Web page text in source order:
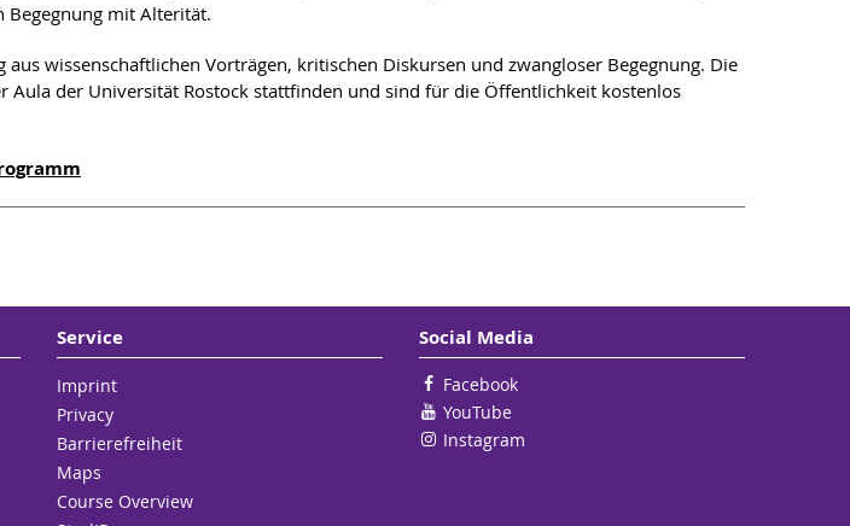
mit Alterität.
wissenschaftlichen Vorträgen, kritischen Diskursen und zwangloser Begegnung. Die
Aula der Universität Rostock stattfinden und sind für die Öffentlichkeit kostenlos
Service
Imprint
Privacy
Barrierefreiheit
Maps
Course Overview
Social Media
Facebook
YouTube
Instagram